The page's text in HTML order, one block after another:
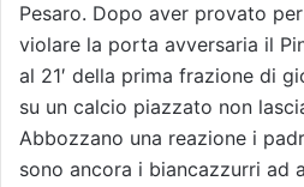
Pesaro. Dopo aver provato
violare la porta avversaria il
al 21′ della prima frazione di
su un calcio piazzato non
Abbozzano una reazione i
sono ancora i biancazzurri ad